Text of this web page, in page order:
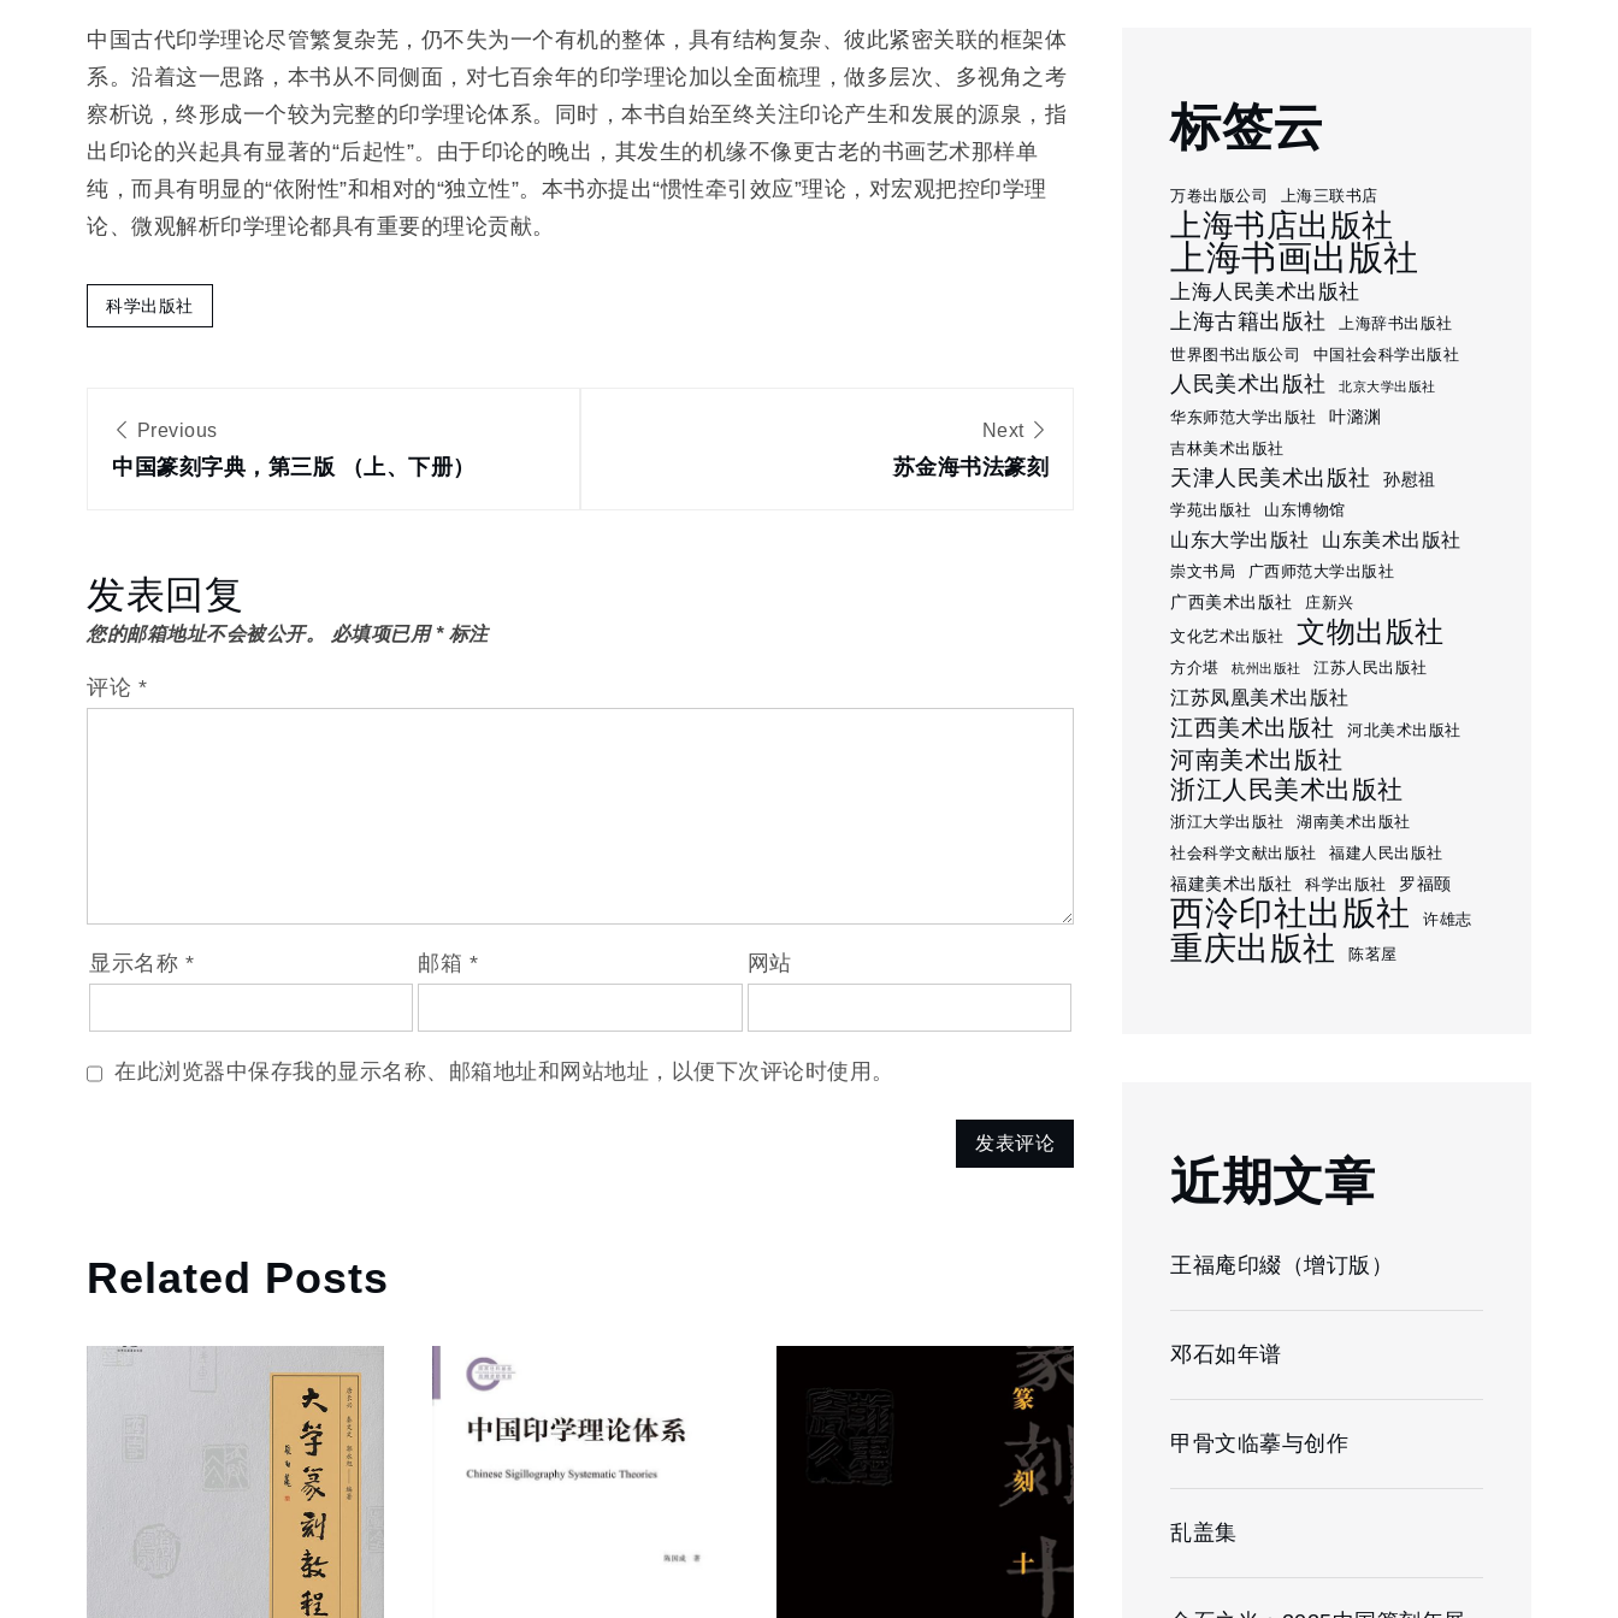
系
中国古代印学理论尽管繁复杂芜，仍不失为一个有机的整体，具有结构复杂、彼此紧密关联的框架体
系。沿着这一思路，本书从不同侧面，对七百余年的印学理论加以全面梳理，做多层次、多视角之考
察析说，终形成一个较为完整的印学理论体系。同时，本书自始至终关注印论产生和发展的源泉，指
出印论的兴起具有显著的“后起性”。由于印论的晚出，其发生的机缘不像更古老的书画艺术那样单
纯，而具有明显的“依附性”和相对的“独立性”。本书亦提出“惯性牵引效应”理论，对宏观把控印学理
论、微观解析印学理论都具有重要的理论贡献。
科学出版社
文
章
航
Previous
中国篆刻字典，第三版 （上、下册）
Next
苏金海书法篆刻
发表回复
您的邮箱地址不会被公开。 必填项已用*标注
评论 *
显示名称 * 邮箱 * 网站
在此浏览器中保存我的显示名称、邮箱地址和网站地址，以便下次评论时使用。
Related Posts
标签云
万卷出版公司 上海三联书店
上海书店出版社
上海书画出版社
上海人民美术出版社
上海古籍出版社
上海辞书出版社
世界图书出版公司
中国社会科学出版社
人民美术出版社 北京大学出版社
华东师范大学出版社 叶潞渊
吉林美术出版社
天津人民美术出版社 孙慰祖
学苑出版社 山东博物馆
山东大学出版社 山东美术出版社
崇文书局 广西师范大学出版社
广西美术出版社
庄新兴
文化艺术出版社
文物出版社
方介堪 杭州出版社 江苏人民出版社
江苏凤凰美术出版社
江西美术出版社 河北美术出版社
河南美术出版社
浙江人民美术出版社
浙江大学出版社
湖南美术出版社
社会科学文献出版社
福建人民出版社
福建美术出版社 科学出版社 罗福颐
西泠印社出版社 许雄志
重庆出版社 陈茗屋
近期文章
王福庵印綴（增订版）
邓石如年谱
甲骨文临摹与创作
乱盖集